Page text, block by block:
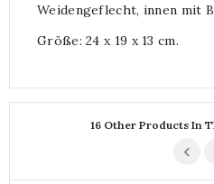
Weidengeflecht, innen mit
Größe: 24 x 19 x 13 cm.
16 Other Products In